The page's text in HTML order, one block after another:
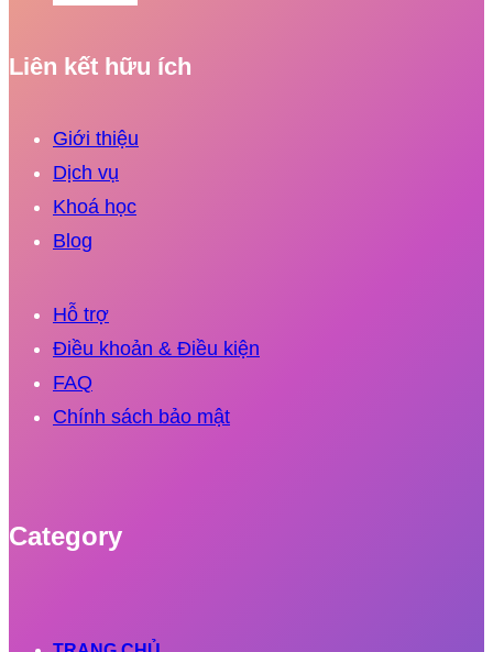
Liên kết hữu ích
Giới thiệu
Dịch vụ
Khoá học
Blog
Hỗ trợ
Điều khoản & Điều kiện
FAQ
Chính sách bảo mật
Category